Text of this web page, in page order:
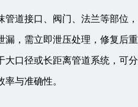
道接口、阀门、法兰等部位，
漏，需立即泄压处理，修复后重
大口径或长距离管道系统，可分
与准确性。